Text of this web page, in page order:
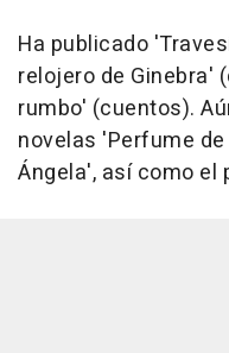
Ha publicado
relojero de Ginebra'
rumbo' (cuentos).
novelas 'Perfume
Ángela', así como el